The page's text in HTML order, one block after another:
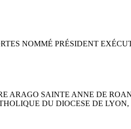
NOMMÉ PRÉSIDENT
ARAGO SAINTE ANNE DE
DU DIOCESE DE